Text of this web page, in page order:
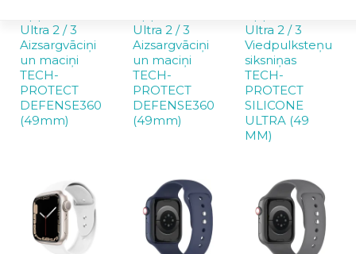
Ultra 2 / 3
Aizsargvāciņi
un maciņi
TECH-
PROTECT
DEFENSE360
(49mm)
Ultra 2 / 3
Aizsargvāciņi
un maciņi
TECH-
PROTECT
DEFENSE360
(49mm)
Ultra 2 / 3
Viedpulksteņu
siksniņas
TECH-
PROTECT
SILICONE
ULTRA (49
MM)